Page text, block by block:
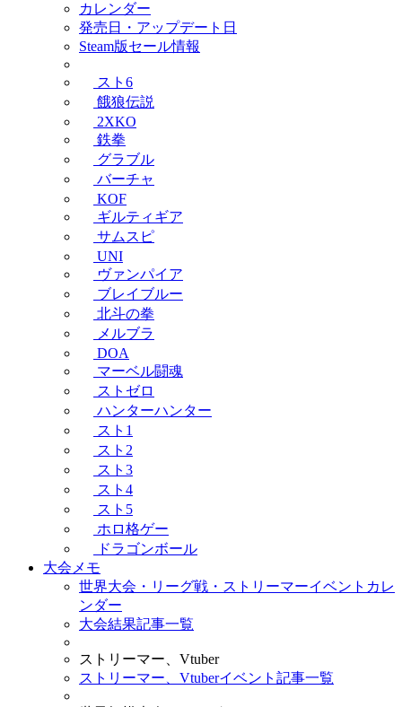
カレンダー
発売日・アップデート日
Steam版セール情報
スト6
餓狼伝説
2XKO
鉄拳
グラブル
バーチャ
KOF
ギルティギア
サムスピ
UNI
ヴァンパイア
ブレイブルー
北斗の拳
メルブラ
DOA
マーベル闘魂
ストゼロ
ハンターハンター
スト1
スト2
スト3
スト4
スト5
ホロ格ゲー
ドラゴンボール
大会メモ
世界大会・リーグ戦・ストリーマーイベントカレ
ンダー
大会結果記事一覧
ストリーマー、Vtuber
ストリーマー、Vtuberイベント記事一覧